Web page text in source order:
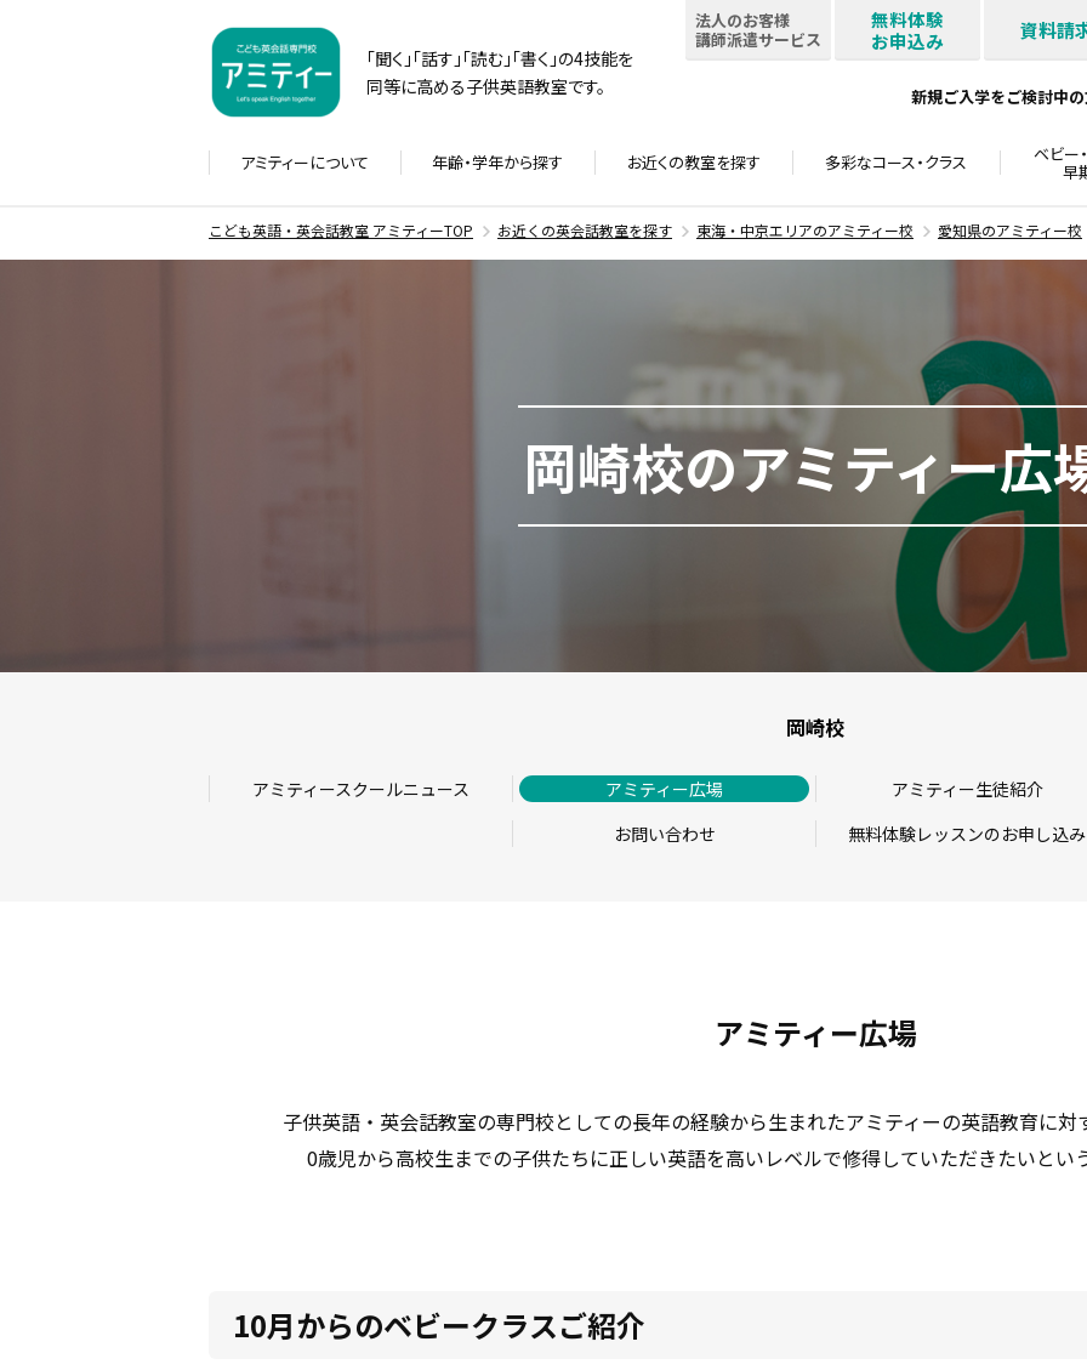
「聞く」「話す」「読む」「書く」の4技能を
同等に高める子供英語教室です。
法人のお客様
講師派遣サービス
無料体験
お申込み
資料請
新規ご入学をご検討中
アミティーについて 年齢・学年から探す お近くの教室を探す 多彩なコース・クラス ベビー
早
こども英語・英会話教室 アミティーTOP お近くの英会話教室を探す 東海・中京エリアのアミティー校 愛知県のアミティー校
岡崎校のアミティー広
岡崎校
アミティースクールニュース アミティー広場
アミティー生徒紹介
お問い合わせ
無料体験レッスンのお申し込み
アミティー広場
子供英語・英会話教室の専門校としての長年の経験から生まれたアミティーの英語教育に
0歳児から高校生までの子供たちに正しい英語を高いレベルで修得していただきたいとい
10月からのベビークラスご紹介